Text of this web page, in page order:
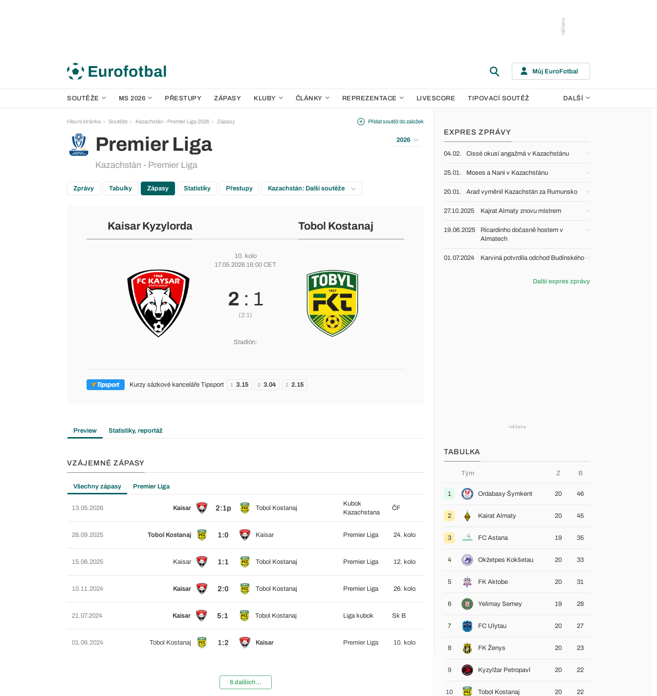
Můj EuroFotbal
SOUTĚŽE MS 2026 PŘESTUPY ZÁPASY KLUBY ČLÁNKY REPREZENTACE LIVESCORE TIPOVACÍ SOUTĚŽ DALŠÍ
Hlavní stránka Soutěže Kazachstán - Premier Liga 2026 Zápasy
Premier Liga
Kazachstán - Premier Liga
Přidat soutěž do záložek
2026
Zprávy Tabulky Zápasy Statistiky Přestupy Kazachstán: Další soutěže
Kaisar Kyzylorda Tobol Kostanaj
10. kolo
17.05.2026 16:00 CET
2 : 1
(2:1)
Stadión:
Kurzy sázkové kanceláře Tipsport 1 3.15 0 3.04 2 2.15
Preview Statistiky, reportáž
VZÁJEMNÉ ZÁPASY
Všechny zápasy Premier Liga
13.05.2026 Kaisar 2:1p Tobol Kostanaj
Kubok
Kazachstana
ČF
28.09.2025 Tobol Kostanaj 1:0 Kaisar Premier Liga 24. kolo
15.06.2025 Kaisar 1:1 Tobol Kostanaj Premier Liga 12. kolo
10.11.2024 Kaisar 2:0 Tobol Kostanaj Premier Liga 26. kolo
21.07.2024 Kaisar 5:1 Tobol Kostanaj Liga kubok Sk B
01.06.2024 Tobol Kostanaj 1:2 Kaisar Premier Liga 10. kolo
6 dalších...
EXPRES ZPRÁVY
04.02. Cissé okusí angažmá v Kazachstánu
25.01. Moses a Nani v Kazachstánu
20.01. Arad vyměnil Kazachstán za Rumunsko
27.10.2025 Kajrat Almaty znovu mistrem
19.06.2025
Ricardinho dočasně hostem v
Almatech
01.07.2024 Karviná potvrdila odchod Budínského
Další expres zprávy
TABULKA
Tým Z B
1 Ordabasy Šymkent 20 46
2 Kairat Almaty 20 45
3 FC Astana 19 35
4 Okžetpes Kokšetau 20 33
5 FK Aktobe 20 31
6 Yelimay Semey 19 28
7 FC Ulytau 20 27
8 FK Ženys 20 23
9 Kyzylžar Petropavl 20 22
10 Tobol Kostanaj 20 22